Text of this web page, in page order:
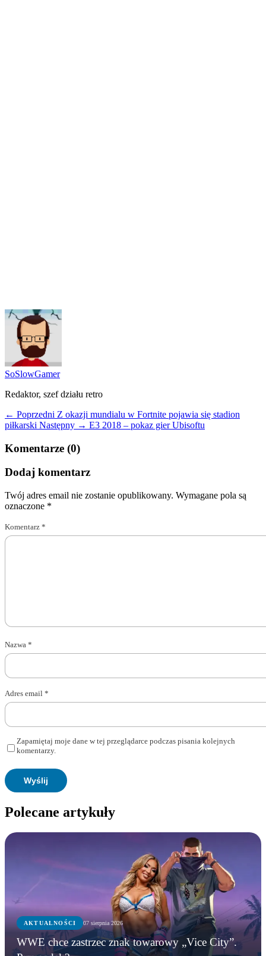
SoSlowGamer
Redaktor, szef działu retro
← Poprzedni Z okazji mundialu w Fortnite pojawia się stadion
piłkarski Następny → E3 2018 – pokaz gier Ubisoftu
Komentarze (0)
Dodaj komentarz
Twój adres email nie zostanie opublikowany. Wymagane pola są
oznaczone *
Komentarz *
Nazwa *
Adres email *
Zapamiętaj moje dane w tej przeglądarce podczas pisania kolejnych
komentarzy.
Polecane artykuły
AKTUALNOŚCI 07 sierpnia 2026
WWE chce zastrzec znak towarowy „Vice City”.